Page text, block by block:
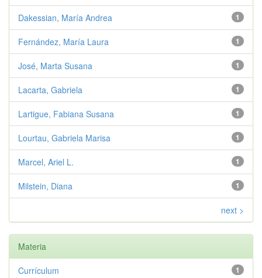
1
Dakessian, María Andrea
1
Fernández, María Laura
1
José, Marta Susana
1
Lacarta, Gabriela
1
Lartigue, Fabiana Susana
1
Lourtau, Gabriela Marisa
1
Marcel, Ariel L.
1
Milstein, Diana
next >
Materia
1
Currículum